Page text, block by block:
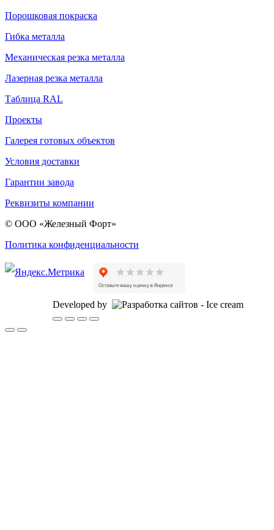
Порошковая покраска
Гибка металла
Механическая резка металла
Лазерная резка металла
Таблица RAL
Проекты
Галерея готовых объектов
Условия доставки
Гарантии завода
Реквизиты компании
© ООО «Железный Форт»
Политика конфиденциальности
Developed by